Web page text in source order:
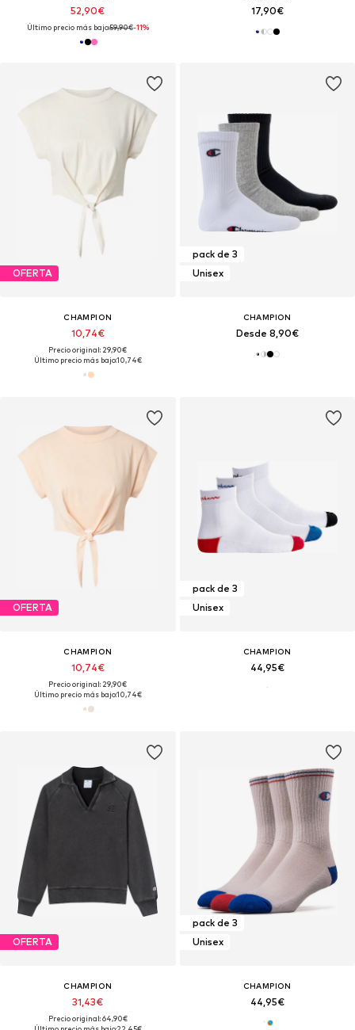
52,90€
Último precio más bajo:59,90€-11%
17,90€
OFERTA
CHAMPION
10,74€
Precio original: 29,90€
Último precio más bajo:10,74€
pack de 3
Unisex
CHAMPION
Desde 8,90€
OFERTA
CHAMPION
10,74€
Precio original: 29,90€
Último precio más bajo:10,74€
pack de 3
Unisex
CHAMPION
44,95€
OFERTA
CHAMPION
31,43€
Precio original: 64,90€
pack de 3
Unisex
CHAMPION
44,95€